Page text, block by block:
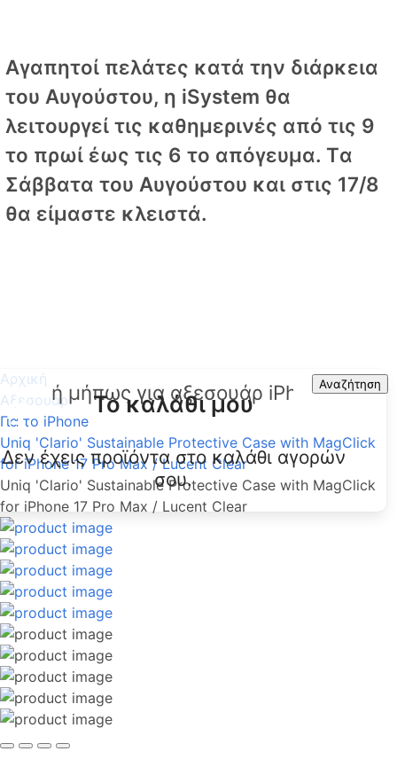
Αγαπητοί πελάτες κατά την διάρκεια
του Αυγούστου, η iSystem θα
λειτουργεί τις καθημερινές από τις 9
το πρωί έως τις 6 το απόγευμα. Tα
Σάββατα του Αυγούστου και στις 17/8
θα είμαστε κλειστά.
Αναζήτηση
Το καλάθι μου
Δεν έχεις προϊόντα στο καλάθι αγορών
σου.
Αρχική
Αξεσουάρ
Για το iPhone
Uniq 'Clario' Sustainable Protective Case with MagClick
for iPhone 17 Pro Max / Lucent Clear
Uniq 'Clario' Sustainable Protective Case with MagClick
for iPhone 17 Pro Max / Lucent Clear